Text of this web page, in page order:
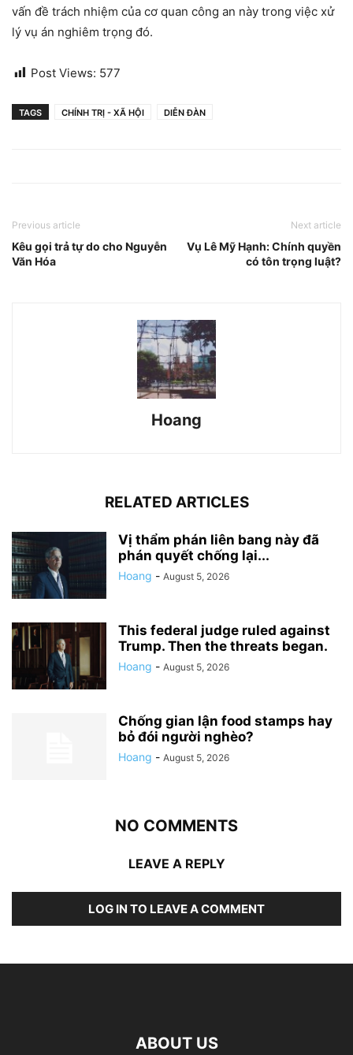
vấn đề trách nhiệm của cơ quan công an này trong việc xử
lý vụ án nghiêm trọng đó.
Post Views: 577
TAGS CHÍNH TRỊ - XÃ HỘI DIỄN ĐÀN
Previous article
Kêu gọi trả tự do cho Nguyễn
Văn Hóa
Next article
Vụ Lê Mỹ Hạnh: Chính quyền
có tôn trọng luật?
Hoang
RELATED ARTICLES
Vị thẩm phán liên bang này đã
phán quyết chống lại...
Hoang - August 5, 2026
This federal judge ruled against
Trump. Then the threats began.
Hoang - August 5, 2026
Chống gian lận food stamps hay
bỏ đói người nghèo?
Hoang - August 5, 2026
NO COMMENTS
LEAVE A REPLY
LOG IN TO LEAVE A COMMENT
ABOUT US